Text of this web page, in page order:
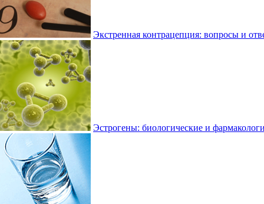
Экстренная контрацепция: вопросы и
Эстрогены: биологические и